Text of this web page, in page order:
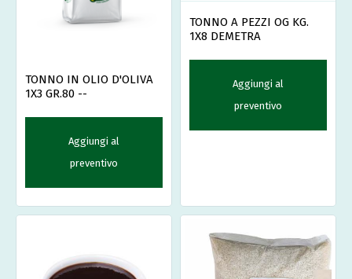
TONNO IN OLIO D'OLIVA
1X3 GR.80 --
Aggiungi al
preventivo
TONNO A PEZZI OG KG.
1X8 DEMETRA
Aggiungi al
preventivo